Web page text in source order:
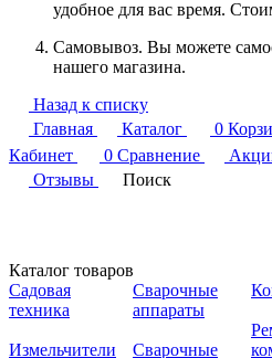
удобное для вас время.
Самовывоз. Вы можете
нашего магазина.
Назад к списку
Главная
Каталог 0
Кабинет
0 Сравнение
Отзывы
Поиск
Каталог товаров
Садовая
техника
Измельчители
Сварочные
аппараты
Сварочные